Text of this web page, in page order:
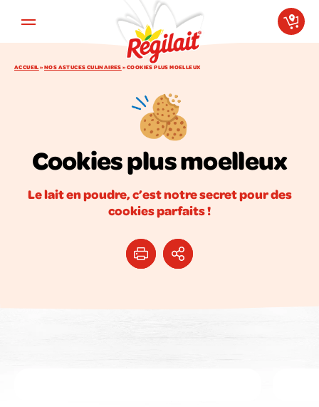
ACCUEIL»NOS ASTUCES CULINAIRES »COOKIES PLUS MOELLEUX
Cookies plus moelleux
Le lait en poudre, c’est notre secret pour des
cookies parfaits !